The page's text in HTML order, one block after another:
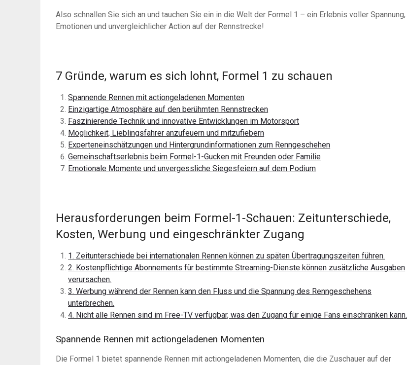
Also schnallen Sie sich an und tauchen Sie ein in die Welt der Formel 1 – ein Erlebnis voller Spannung,
Emotionen und unvergleichlicher Action auf der Rennstrecke!
7 Gründe, warum es sich lohnt, Formel 1 zu schauen
Spannende Rennen mit actiongeladenen Momenten
Einzigartige Atmosphäre auf den berühmten Rennstrecken
Faszinierende Technik und innovative Entwicklungen im Motorsport
Möglichkeit, Lieblingsfahrer anzufeuern und mitzufiebern
Experteneinschätzungen und Hintergrundinformationen zum Renngeschehen
Gemeinschaftserlebnis beim Formel-1-Gucken mit Freunden oder Familie
Emotionale Momente und unvergessliche Siegesfeiern auf dem Podium
Herausforderungen beim Formel-1-Schauen: Zeitunterschiede,
Kosten, Werbung und eingeschränkter Zugang
1. Zeitunterschiede bei internationalen Rennen können zu späten Übertragungszeiten führen.
2. Kostenpflichtige Abonnements für bestimmte Streaming-Dienste können zusätzliche Ausgaben
verursachen.
3. Werbung während der Rennen kann den Fluss und die Spannung des Renngeschehens
unterbrechen.
4. Nicht alle Rennen sind im Free-TV verfügbar, was den Zugang für einige Fans einschränken kann.
Spannende Rennen mit actiongeladenen Momenten
Die Formel 1 bietet spannende Rennen mit actiongeladenen Momenten, die die Zuschauer auf der